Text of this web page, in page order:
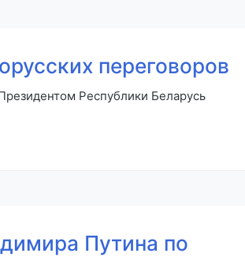
переговоров
Республики Беларусь
Путина по